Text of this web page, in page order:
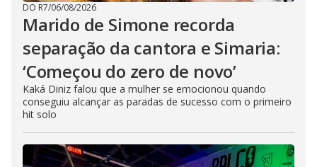
DO R7/06/08/2026
Marido de Simone recorda
separação da cantora e Simaria:
‘Começou do zero de novo’
Kaká Diniz falou que a mulher se emocionou quando
conseguiu alcançar as paradas de sucesso com o primeiro
hit solo